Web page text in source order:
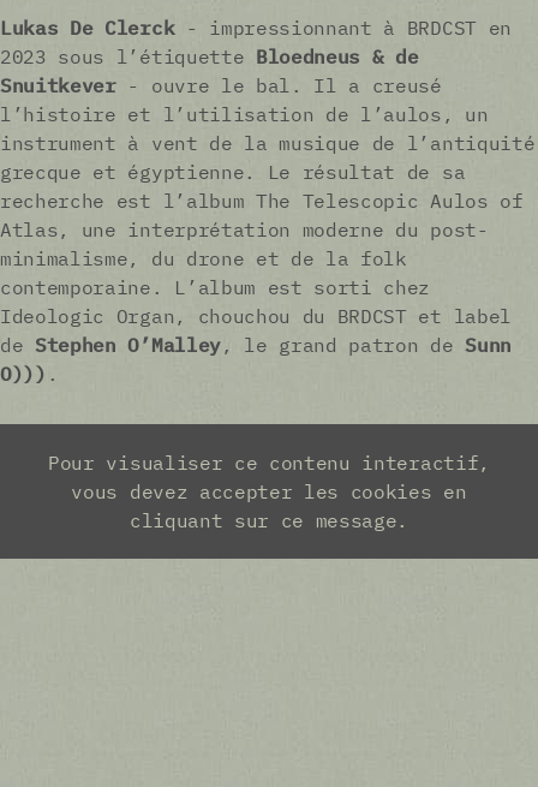
Lukas De Clerck- impressionnant à BRDCST en
2023 sous l’étiquette Bloedneus & de
Snuitkever- ouvre le bal. Il a creusé
l’histoire et l’utilisation de l’aulos, un
instrument à vent de la musique de l’antiquité
grecque et égyptienne. Le résultat de sa
recherche est l’album The Telescopic Aulos of
Atlas, une interprétation moderne du post-
minimalisme, du drone et de la folk
contemporaine. L’album est sorti chez
Ideologic Organ, chouchou du BRDCST et label
de Stephen O’Malley, le grand patron deSunn
O))) .